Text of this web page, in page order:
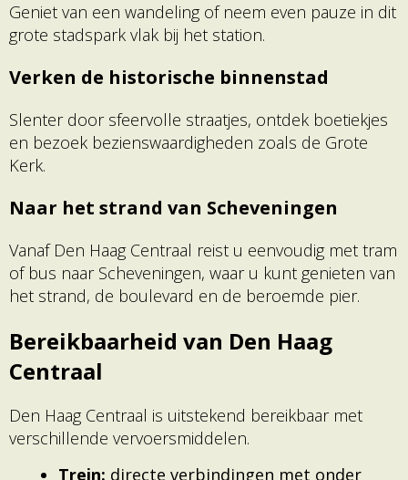
Geniet van een wandeling of neem even pauze in dit
grote stadspark vlak bij het station.
Verken de historische binnenstad
Slenter door sfeervolle straatjes, ontdek boetiekjes
en bezoek bezienswaardigheden zoals de Grote
Kerk.
Naar het strand van Scheveningen
Vanaf Den Haag Centraal reist u eenvoudig met tram
of bus naar Scheveningen, waar u kunt genieten van
het strand, de boulevard en de beroemde pier.
Bereikbaarheid van Den Haag
Centraal
Den Haag Centraal is uitstekend bereikbaar met
verschillende vervoersmiddelen.
Trein: directe verbindingen met onder